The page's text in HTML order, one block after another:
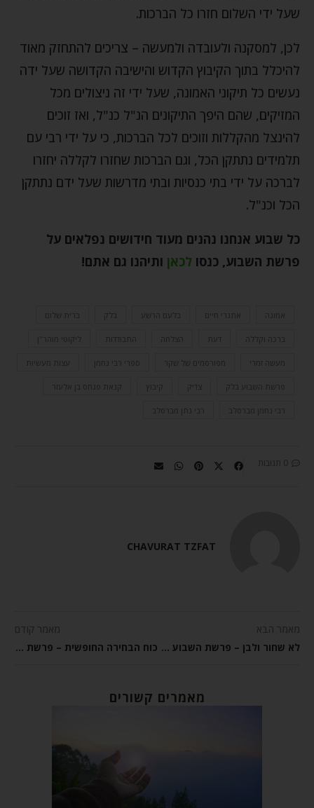
שעל ידי השלום חזרו כל הברכות.
לכן, למסקנה ולעובדה ולמעשה – צריכים להתחזק מאוד
להיכלל בתוך הקיבוץ הקדוש והישיבה הקדושה שעל ידה
נעשים כל תיקוני האמונה, שעל ידי זה ניצולים מכל
המזיקים, שהם היפך התיקונים הנ"ל כנ"ל, ואז זוכים
להינצל מהקללות וזוכים לכל הברכות, כי על ידי רבי עם
תלמידים נתתקן הכל, וגם הברכות שחזרו לקללה יחזרו
לברכה על ידי בתי כנסיות ובתי מדרשות שעל ידם נתתקן
הכל וכנ"ל.
כל שבוע אנחנו נהנים מעוד חידושים נפלאים על
פרשת השבוע, כנסו לכאן ותיהנו גם אתם!
אמונה אתגרי חיים בלעם הרשע ברית שלום
דעת הצלחה התבודדות ליקוטי מוהר"ן
מעשה זמרי מפורסמים של שקר ספרי רבי נחמן עצות מעשיות
פרשת השבוע בלק צדיק קיבוץ קנאת פנחס בן אלעזר
רבי נחמן מברסלב רבי נתן מברסלב
0 תגובות
CHAVURAT TZFAT
מאמר הבא
לא שחור ולבן – פרשת השבוע חוקת
מאמר קודם
כוח הבחירה החופשית – פרשת השבוע בלק
מאמרים קשורים